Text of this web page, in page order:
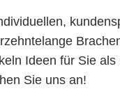
Ideen für Sie
Sie uns an!